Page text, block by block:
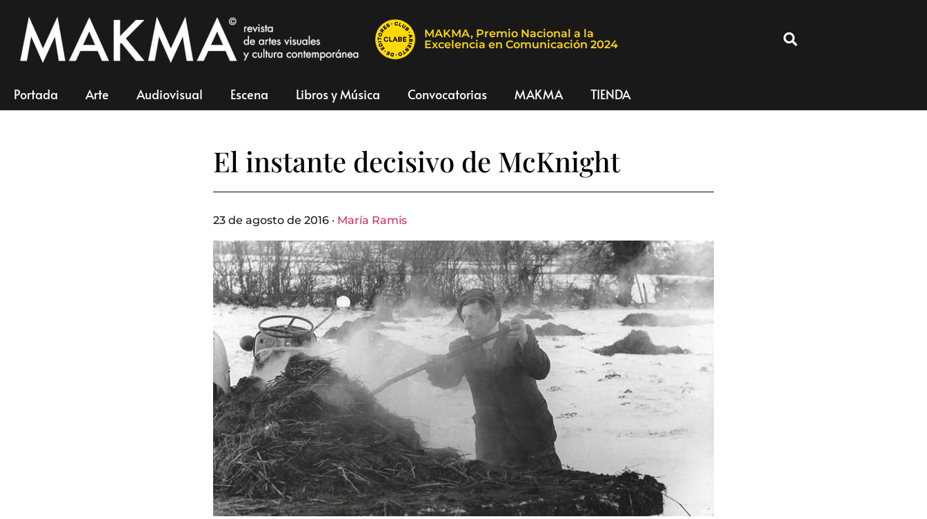
MAKMA, Premio Nacional a la
Excelencia en Comunicación 2024
Portada Arte Audiovisual Escena Libros y Música Convocatorias MAKMA TIENDA
El instante decisivo de McKnight
23 de agosto de 2016 · María Ramis